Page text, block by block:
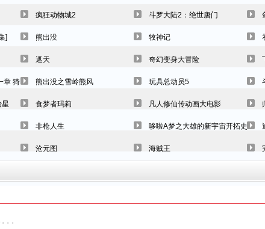
疯狂动物城2 斗罗大陆2：绝世唐门
] 熊出没 牧神记
遮天 奇幻变身大冒险
章 猗窝座再袭熊出没之雪岭熊风 玩具总动员5
食梦者玛莉 凡人修仙传动画大电影
非枪人生 哆啦A梦之大雄的新宇宙开拓史
沧元图 海贼王